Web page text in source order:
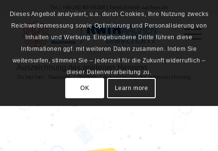
Startseite / Studium / Auszeichnung des goldenen Henning
Dieses Angebot analysiert, u.a. durch Cookies, Ihre Nutzung zwecks
Reichweitenmessung sowie Optimierung und Personalisierung von
Inhalten und Werbung. Eingebundene Dritte führen diese
Informationen ggf. mit weiteren Daten zusammen. Indem Sie
weitersurfen, stimmen Sie – jederzeit für die Zukunft widerruflich –
dieser Datenverarbeitung zu.
OK Learn more